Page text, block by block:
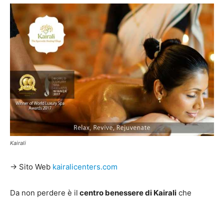
Kairali
→ Sito Web kairalicenters.com
Da non perdere è il centro benessere di Kairali che